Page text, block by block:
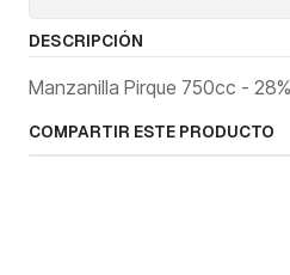
DESCRIPCIÓN
Manzanilla Pirque 750cc -
COMPARTIR ESTE PRODUCTO